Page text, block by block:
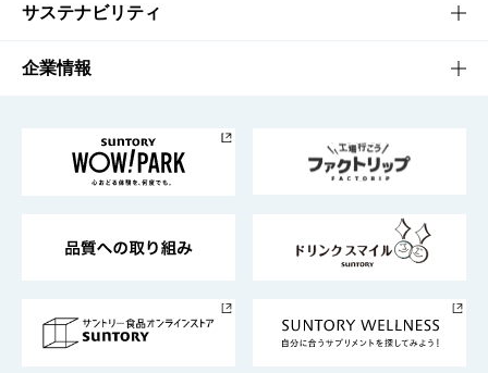
商品発売情報
栄養成分一覧
キャンペーン
工場見学
地域情報
文化・スポーツTOP
サントリーホール
サントリーサンバーズ大阪
サステナビリティ
サステナビリティTOP
サントリーが考えるサステナビリティ経営
企業情報
企業概要
採用情報